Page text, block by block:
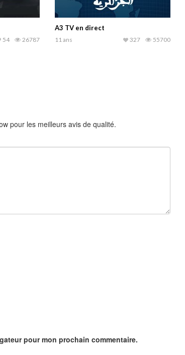
26787
54
A3 TV en direct
11 ans 55700
327
pour les meilleurs avis de qualité.
pour mon prochain commentaire.